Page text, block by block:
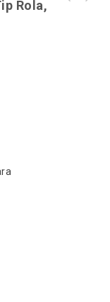
Rola,